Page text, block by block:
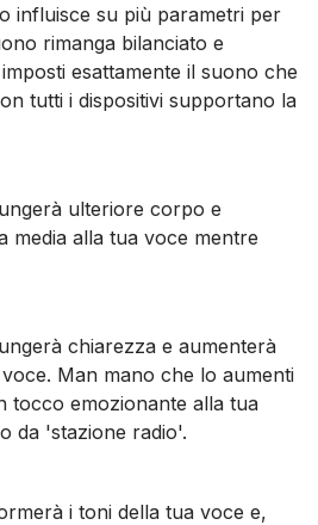
influisce su più parametri per
rimanga bilanciato e
esattamente il suono che
tutti i dispositivi supportano la
ulteriore corpo e
media alla tua voce mentre
chiarezza e aumenterà
Man mano che lo aumenti
tocco emozionante alla tua
da 'stazione radio'.
i toni della tua voce e,